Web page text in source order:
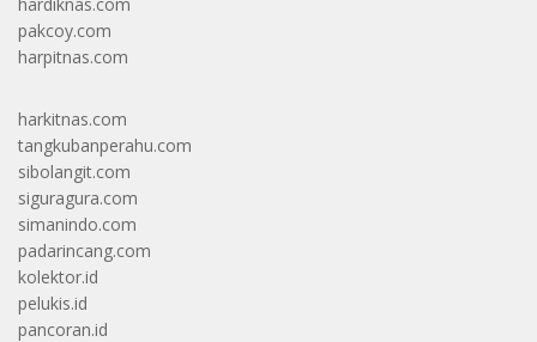
pakcoy.com
harpitnas.com
harkitnas.com
tangkubanperahu.com
sibolangit.com
siguragura.com
simanindo.com
padarincang.com
kolektor.id
pelukis.id
pancoran.id